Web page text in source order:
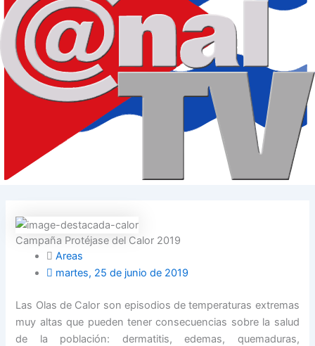
Campaña Protéjase del Calor 2019
Areas
martes, 25 de junio de 2019
Las Olas de Calor son episodios de temperaturas extremas
muy altas que pueden tener consecuencias sobre la salud
de la población: dermatitis, edemas, quemaduras,